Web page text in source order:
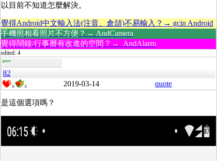
以目前不知道怎麼解決。
覺得Android中文輸入法(注音、倉頡)不易輸入？→ gcin Android
手機照相看照片不方便？→ AndCamera
覺得鬧鐘/行事曆有改進的空間？→ AndAlarm
edited: 4
guest
82
0 0 2019-03-14 quote
是這個選項嗎？